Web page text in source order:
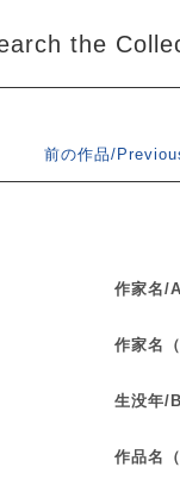
the
前の作品/
作家名/
作家名
生没年/
作品名